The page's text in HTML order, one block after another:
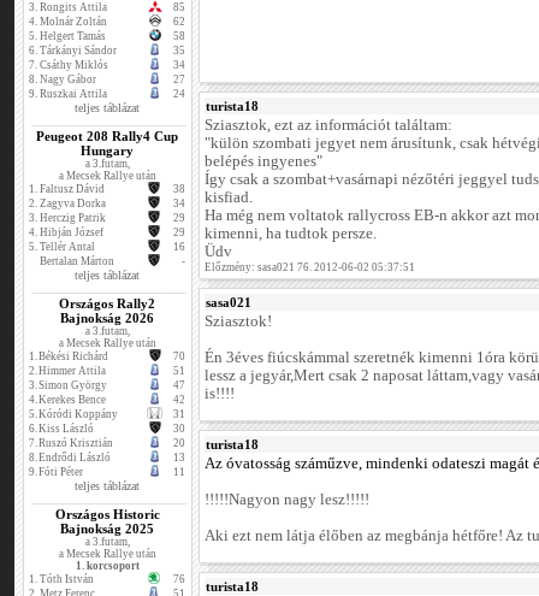
3. Rongits Attila
85
4. Molnár Zoltán
62
5. Helgert Tamás
58
6. Tárkányi Sándor
35
7. Csáthy Miklós
34
8. Nagy Gábor
27
9. Ruszkai Attila 24
teljes táblázat
Peugeot 208 Rally4 Cup
Hungary
a 3.futam,
a Mecsek Rallye után
1. Faltusz Dávid
38
2. Zagyva Dorka
34
3. Herczig Patrik
29
4. Hibján József
29
5. Tellér Antal
16
Bertalan Márton
-
teljes táblázat
Országos Rally2
Bajnokság 2026
a 3.futam,
a Mecsek Rallye után
1.Békési Richárd
70
2.Himmer Attila
51
3.Simon György
47
4.Kerekes Bence
42
5.Kóródi Koppány
31
6.Kiss László
30
7.Ruszó Krisztián
20
8.Endrődi László
13
9.Fóti Péter 11
teljes táblázat
Országos Historic
Bajnokság 2025
a 3.futam,
a Mecsek Rallye után
1. korcsoport
1. Tóth István
76
2. Metz Ferenc 51
turista18
Sziasztok, ezt az információt találtam:
"külön szombati jegyet nem árusítunk, csak
belépés ingyenes"
Így csak a szombat+vasárnapi nézőtéri jeggyel
kisfiad.
Ha még nem voltatok rallycross EB-n akkor azt
kimenni, ha tudtok persze.
Üdv
Előzmény: sasa021 76. 2012-06-02 05:37:51
sasa021
Sziasztok!
Én 3éves fiúcskámmal szeretnék kimenni 1óra
lessz a jegyár,Mert csak 2 naposat láttam,vagy
is!!!!
turista18
Az óvatosság száműzve, mindenki odateszi magát
!!!!!Nagyon nagy lesz!!!!!
Aki ezt nem látja élőben az megbánja hétfőre! Az
turista18